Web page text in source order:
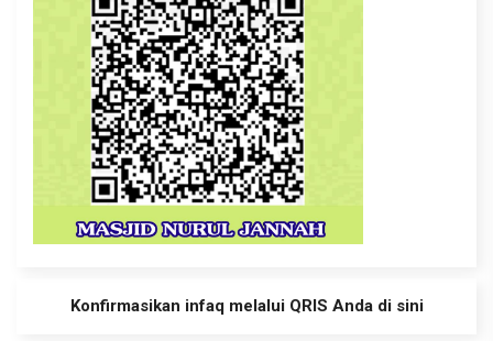
Konfirmasikan infaq melalui QRIS Anda di sini